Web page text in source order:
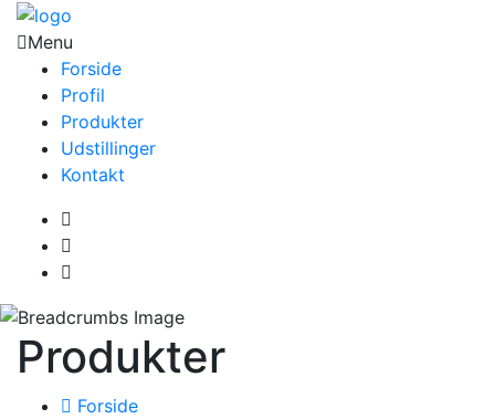
Menu
Forside
Profil
Produkter
Udstillinger
Kontakt
Produkter
Forside